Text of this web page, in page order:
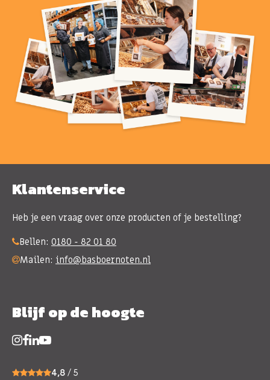
Klantenservice
Heb je een vraag over onze producten of je bestelling?
Bellen: 0180 - 82 01 80
Mailen: info@basboernoten.nl
Blijf op de hoogte
4,8 / 5